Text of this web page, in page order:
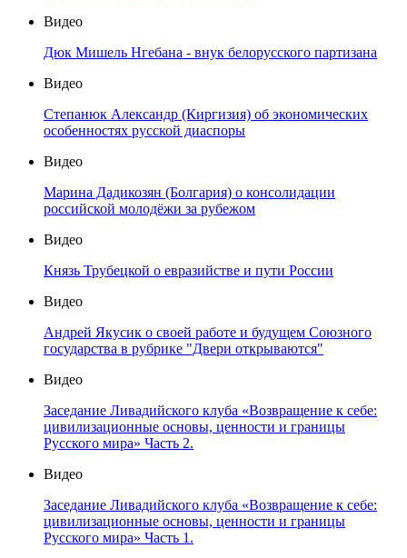
Видео
Дюк Мишель Нгебана - внук белорусского партизана
Видео
Степанюк Александр (Киргизия) об экономических
особенностях русской диаспоры
Видео
Марина Дадикозян (Болгария) о консолидации
российской молодёжи за рубежом
Видео
Князь Трубецкой о евразийстве и пути России
Видео
Андрей Якусик о своей работе и будущем Союзного
государства в рубрике "Двери открываются"
Видео
Заседание Ливадийского клуба «Возвращение к себе:
цивилизационные основы, ценности и границы
Русского мира» Часть 2.
Видео
Заседание Ливадийского клуба «Возвращение к себе:
цивилизационные основы, ценности и границы
Русского мира» Часть 1.